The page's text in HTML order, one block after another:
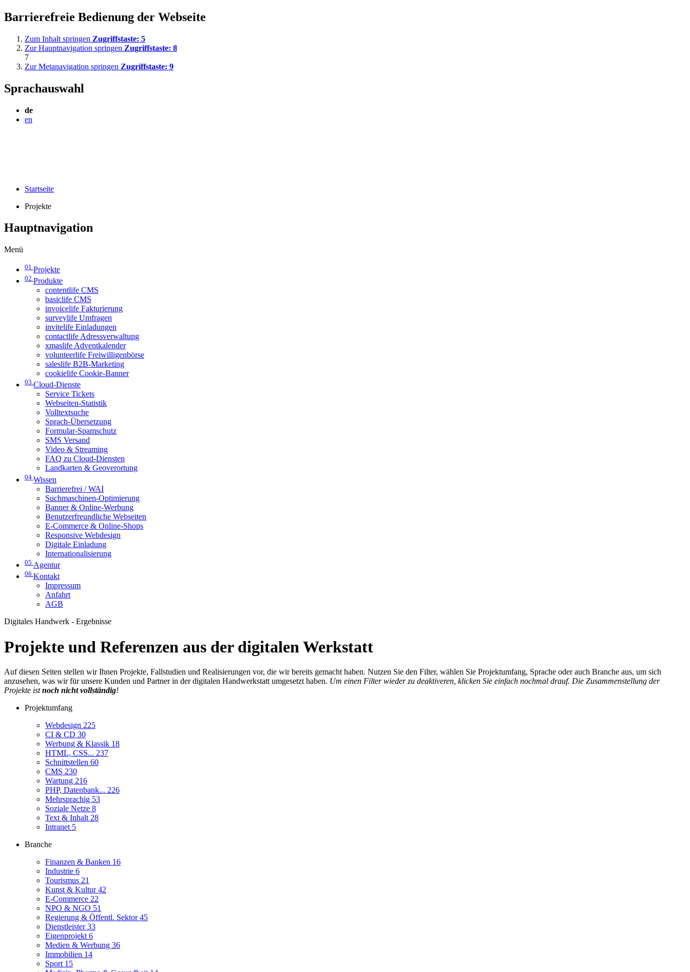
Barrierefreie Bedienung der Webseite
Zum Inhalt springen Zugriffstaste: 5
Zur Hauptnavigation springen Zugriffstaste: 8
7
Zur Metanavigation springen Zugriffstaste: 9
Sprachauswahl
de
en
Startseite
Projekte
Hauptnavigation
Menü
01 Projekte
02 Produkte
contentlife CMS
basiclife CMS
invoicelife Fakturierung
surveylife Umfragen
invitelife Einladungen
contactlife Adressverwaltung
xmaslife Adventkalender
volunteerlife Freiwilligenbörse
saleslife B2B-Marketing
cookielife Cookie-Banner
03 Cloud-Dienste
Service Tickets
Webseiten-Statistik
Volltextsuche
Sprach-Übersetzung
Formular-Spamschutz
SMS Versand
Video & Streaming
FAQ zu Cloud-Diensten
Landkarten & Geoverortung
04 Wissen
Barrierefrei / WAI
Suchmaschinen-Optimierung
Banner & Online-Werbung
Benutzerfreundliche Webseiten
E-Commerce & Online-Shops
Responsive Webdesign
Digitale Einladung
Internationalisierung
05 Agentur
06 Kontakt
Impressum
Anfahrt
AGB
Digitales Handwerk - Ergebnisse
Projekte und Referenzen aus der digitalen Werkstatt
Auf diesen Seiten stellen wir Ihnen Projekte, Fallstudien und Realisierungen vor, die wir bereits gemacht haben. Nutzen Sie den Filter, wählen Sie Projektumfang, Sprache oder auch Branche aus, um sich
anzusehen, was wir für unsere Kunden und Partner in der digitalen Handwerkstatt umgesetzt haben. Um einen Filter wieder zu deaktiveren, klicken Sie einfach nochmal drauf. Die Zusammenstellung der
Projekte istnoch nicht vollständig!
Projektumfang
Webdesign 225
CI & CD 30
Werbung & Klassik 18
HTML, CSS... 237
Schnittstellen 60
CMS 230
Wartung 216
PHP, Datenbank... 226
Mehrsprachig 53
Soziale Netze 8
Text & Inhalt 28
Intranet 5
Branche
Finanzen & Banken 16
Industrie 6
Tourismus 21
Kunst & Kultur42
E-Commerce 22
NPO & NGO 51
Regierung & Öffentl. Sektor45
Dienstleister33
Eigenprojekt 6
Medien & Werbung 36
Immobilien 14
Sport 15